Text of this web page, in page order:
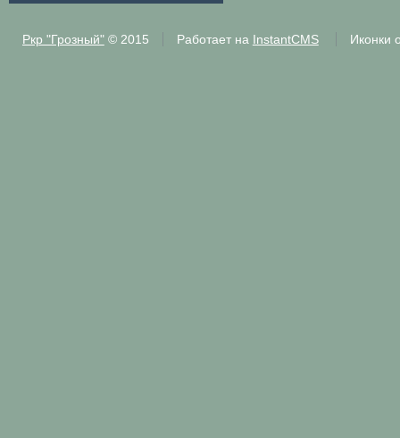
Ркр "Грозный"© 2015 Работает на InstantCMS Иконки